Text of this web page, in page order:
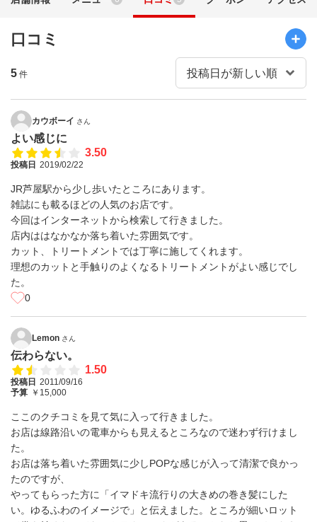
口コミ
5 件
カウボーイ さん
よい感じに
3.50
投稿日 2019/02/22
JR芦屋駅から少し歩いたところにあります。
雑誌にも載るほどの人気のお店です。
今回はインターネットから検索して行きました。
店内ははなかなか落ち着いた雰囲気です。
カット、トリートメントでは丁寧に施してくれます。
理想のカットと手触りのよくなるトリートメントがよい感じでし
た。
0
Lemon さん
伝わらない。
1.50
投稿日 2011/09/16
予算 ￥15,000
ここのクチコミを見て気に入って行きました。
お店は線路沿いの電車からも見えるところなので迷わず行けまし
た。
お店は落ち着いた雰囲気に少しPOPな感じが入って清潔で良かっ
たのですが、
やってもらった方に「イマドキ流行りの大きめの巻き髪にした
い。ゆるふわのイメージで」と伝えました。ところが細いロット